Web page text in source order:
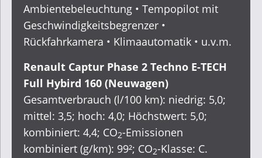
Ambientebeleuchtung • Tempopilot mit
Geschwindigkeitsbegrenzer •
Rückfahrkamera • Klimaautomatik • u.v.m.
Renault Captur Phase 2 Techno E-TECH
Full Hybird 160 (Neuwagen)
Gesamtverbrauch (l/100 km): niedrig: 5,0;
mittel: 3,5; hoch: 4,0; Höchstwert: 5,0;
kombiniert: 4,4; CO2-Emissionen
kombiniert (g/km): 99²; CO2-Klasse: C.